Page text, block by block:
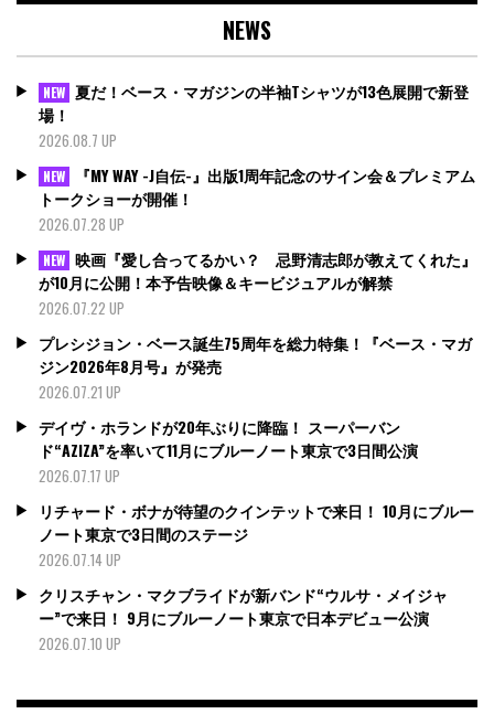
NEWS
NEW 夏だ！ベース・マガジンの半袖Tシャツが13色展開で新登
場！
2026.08.7 UP
NEW
『MY WAY -J自伝-』出版1周年記念のサイン会＆プレミアム
トークショーが開催！
2026.07.28 UP
NEW 映画『愛し合ってるかい？ 忌野清志郎が教えてくれた』
が10月に公開！本予告映像＆キービジュアルが解禁
2026.07.22 UP
プレシジョン・ベース誕生75周年を総力特集！『ベース・マガ
ジン2026年8月号』が発売
2026.07.21 UP
デイヴ・ホランドが20年ぶりに降臨！ スーパーバン
ド“AZIZA”を率いて11月にブルーノート東京で3日間公演
2026.07.17 UP
リチャード・ボナが待望のクインテットで来日！ 10月にブルー
ノート東京で3日間のステージ
2026.07.14 UP
クリスチャン・マクブライドが新バンド“ウルサ・メイジャ
ー”で来日！ 9月にブルーノート東京で日本デビュー公演
2026.07.10 UP